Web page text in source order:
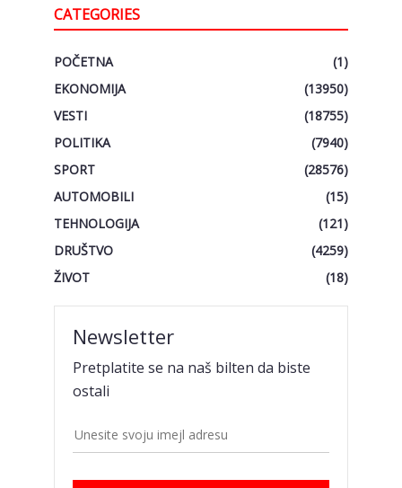
CATEGORIES
POČETNA
(1)
EKONOMIJA
(13950)
VESTI
(18755)
POLITIKA
(7940)
SPORT
(28576)
AUTOMOBILI
(15)
TEHNOLOGIJA
(121)
DRUŠTVO
(4259)
ŽIVOT
(18)
Newsletter
Pretplatite se na naš bilten da biste
ostali